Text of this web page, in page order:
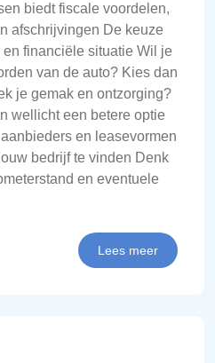
biedt fiscale voordelen,
afschrijvingen De keuze
financiële situatie Wil je
van de auto? Kies dan
je gemak en ontzorging?
wellicht een betere optie
en leasevormen
bedrijf te vinden Denk
en eventuele
Lees meer